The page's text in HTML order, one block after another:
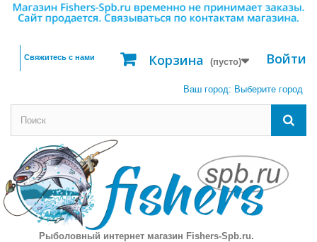
Войти
Корзина (пусто)
Свяжитесь с нами
Ваш город: Выберите город
Рыболовный интернет магазин Fishers-Spb.ru.